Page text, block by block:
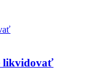
likvidovať